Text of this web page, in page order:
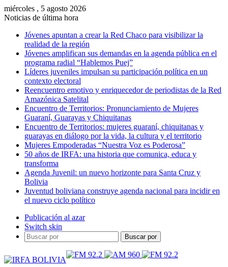
miércoles , 5 agosto 2026
Noticias de última hora
Jóvenes apuntan a crear la Red Chaco para visibilizar la
realidad de la región
Jóvenes amplifican sus demandas en la agenda pública en el
programa radial “Hablemos Puej”
Líderes juveniles impulsan su participación política en un
contexto electoral
Reencuentro emotivo y enriquecedor de periodistas de la Red
Amazónica Satelital
Encuentro de Territorios: Pronunciamiento de Mujeres
Guaraní, Guarayas y Chiquitanas
Encuentro de Territorios: mujeres guaraní, chiquitanas y
guarayas en diálogo por la vida, la cultura y el territorio
Mujeres Empoderadas “Nuestra Voz es Poderosa”
50 años de IRFA: una historia que comunica, educa y
transforma
Agenda Juvenil: un nuevo horizonte para Santa Cruz y
Bolivia
Juventud boliviana construye agenda nacional para incidir en
el nuevo ciclo político
Publicación al azar
Switch skin
Buscar por